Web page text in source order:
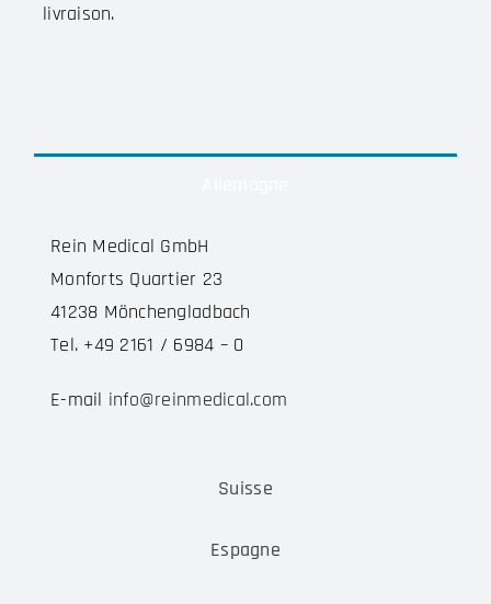
livraison.
Rein Medical GmbH
Monforts Quartier 23
41238 Mönchengladbach
Tel. +49 2161 / 6984 – 0
E-mail info@reinmedical.com
Suisse
Espagne